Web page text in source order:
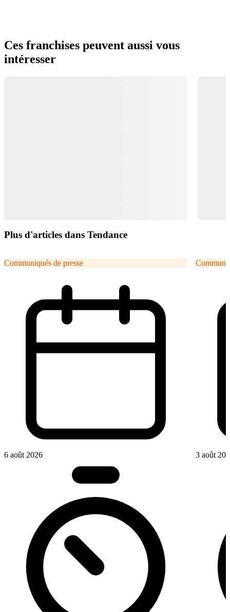
Ces franchises peuvent aussi vous
intéresser
Plus d'articles dans Tendance
Communiqués de presse
6 août 2026 3 août